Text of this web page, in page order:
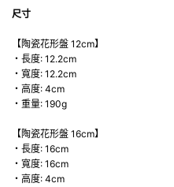
尺寸
【陶瓷花形盤 12cm】
・長度: 12.2cm
・寬度: 12.2cm
・高度: 4cm
・重量: 190g
【陶瓷花形盤 16cm】
・長度: 16cm
・寬度: 16cm
・高度: 4cm